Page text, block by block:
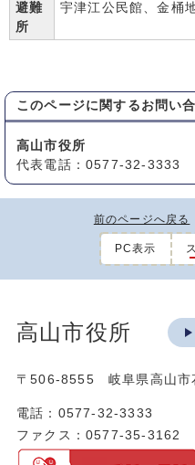
避難
所
宇津江公民館、金桶
このページに関する お問い
高山市役所
代表電話：0577-32-3333
前のページへ戻る
PC表示
高山市役所
〒506-8555 岐阜県高山
電話：0577-32-3333
ファクス：0577-35-3162